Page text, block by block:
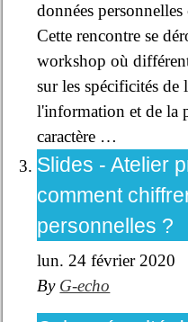
données
Cette rencontre se
workshop où
sur les spécificités
l'information et de la
caractère …
Slides - Atelier
comment
personnelles ?
lun. 24 février 2020
By G-echo